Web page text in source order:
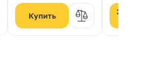
в бетоне.